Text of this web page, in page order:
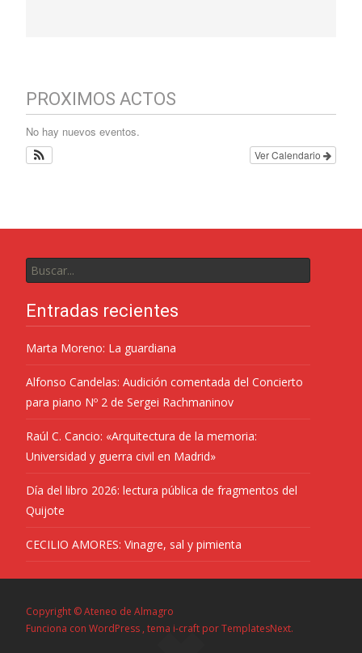
PROXIMOS ACTOS
No hay nuevos eventos.
Ver Calendario
Entradas recientes
Marta Moreno: La guardiana
Alfonso Candelas: Audición comentada del Concierto
para piano Nº 2 de Sergei Rachmaninov
Raúl C. Cancio: «Arquitectura de la memoria:
Universidad y guerra civil en Madrid»
Día del libro 2026: lectura pública de fragmentos del
Quijote
CECILIO AMORES: Vinagre, sal y pimienta
Copyright © Ateneo de Almagro
Funciona con WordPress , tema i-craft por TemplatesNext.